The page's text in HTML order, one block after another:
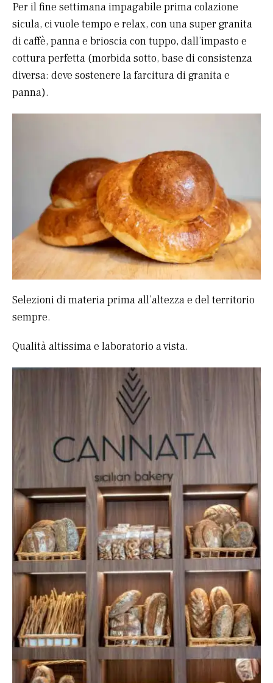
Per il fine settimana impagabile prima colazione
sicula, ci vuole tempo e relax, con una super granita
di caffè, panna e brioscia con tuppo, dall’impasto e
cottura perfetta (morbida sotto, base di consistenza
diversa: deve sostenere la farcitura di granita e
panna).
Selezioni di materia prima all’altezza e del territorio
sempre.
Qualità altissima e laboratorio a vista.